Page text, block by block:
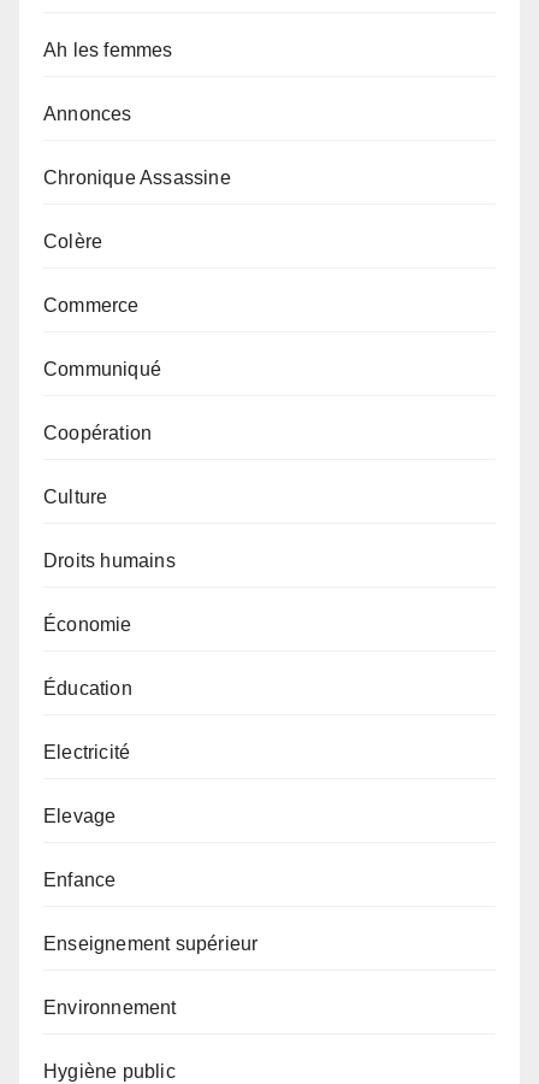
Ah les femmes
Annonces
Chronique Assassine
Colère
Commerce
Communiqué
Coopération
Culture
Droits humains
Économie
Éducation
Electricité
Elevage
Enfance
Enseignement supérieur
Environnement
Hygiène public